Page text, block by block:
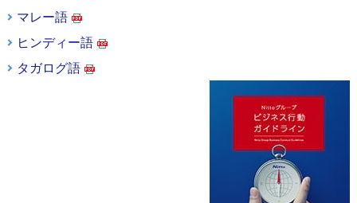
マレー語
ヒンディー語
タガログ語